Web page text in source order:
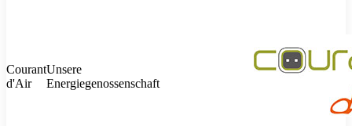
Courant
d'Air
Unsere
Energiegenossenschaft